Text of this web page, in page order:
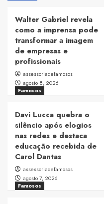
Walter Gabriel revela
como a imprensa pode
transformar a imagem
de empresas e
profissionais
assessoriadefamosos
agosto 8, 2026
Famosos
Davi Lucca quebra o
silêncio após elogios
nas redes e destaca
educação recebida de
Carol Dantas
assessoriadefamosos
agosto 7, 2026
Famosos